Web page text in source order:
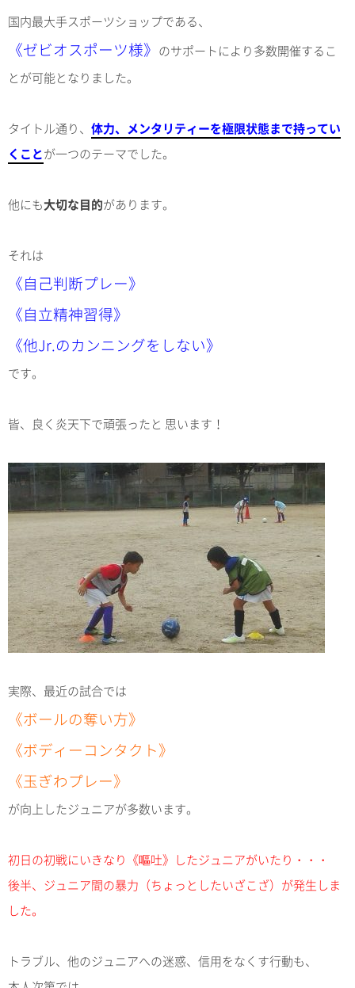
国内最大手スポーツショップである、
《ゼビオスポーツ様》 のサポートにより多数開催するこ
とが可能となりました。
タイトル通り、 体力、メンタリティーを極限状態まで持ってい
くことが一つのテーマでした。
他にも大切な目的があります。
それは
《自己判断プレー》
《自立精神習得》
《他Jr.のカンニングをしない》
です。
皆、良く炎天下で頑張ったと 思います！
実際、最近の試合では
《ボールの奪い方》
《ボディーコンタクト》
《玉ぎわプレー》
が向上したジュニアが多数います。
初日の初戦にいきなり《嘔吐》したジュニアがいたり・・・
後半、ジュニア間の暴力（ちょっとしたいざこざ）が発生しま
した。
トラブル、他のジュニアへの迷惑、信用をなくす行動も、